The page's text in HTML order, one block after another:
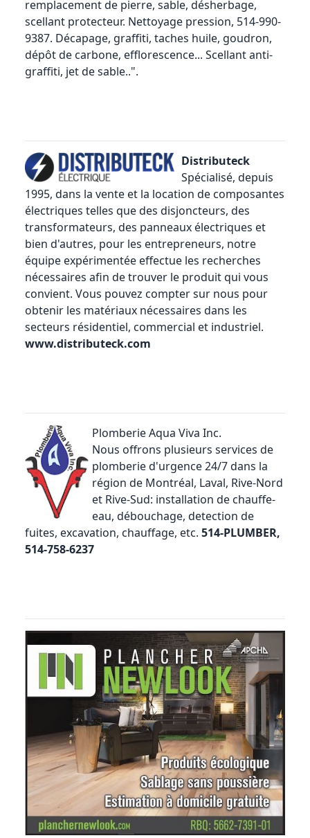
remplacement de pierre, sable, désherbage,
scellant protecteur. Nettoyage pression, 514-990-
9387. Décapage, graffiti, taches huile, goudron,
dépôt de carbone, efflorescence... Scellant anti-
graffiti, jet de sable..".
Distributeck
Spécialisé, depuis
1995, dans la vente et la location de composantes
électriques telles que des disjoncteurs, des
transformateurs, des panneaux électriques et
bien d'autres, pour les entrepreneurs, notre
équipe expérimentée effectue les recherches
nécessaires afin de trouver le produit qui vous
convient. Vous pouvez compter sur nous pour
obtenir les matériaux nécessaires dans les
secteurs résidentiel, commercial et industriel.
www.distributeck.com
Plomberie Aqua Viva Inc.
Nous offrons plusieurs services de
plomberie d'urgence 24/7 dans la
région de Montréal, Laval, Rive-Nord
et Rive-Sud: installation de chauffe-
eau, débouchage, detection de
fuites, excavation, chauffage, etc. 514-PLUMBER,
514-758-6237